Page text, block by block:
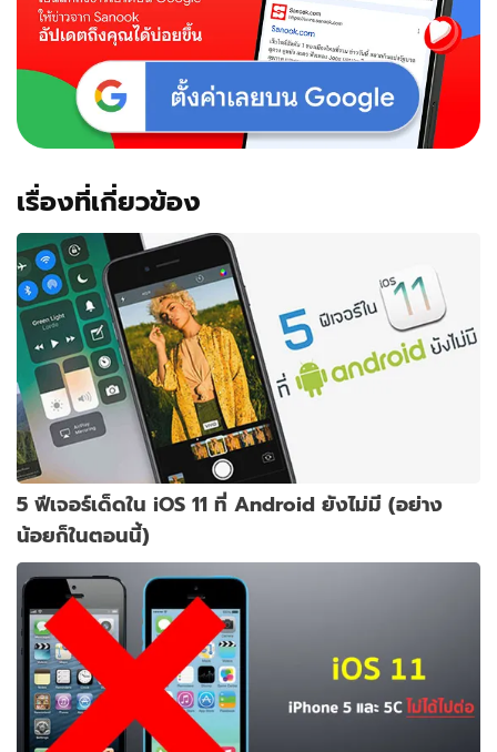
เรื่องที่เกี่ยวข้อง
5 ฟีเจอร์เด็ดใน iOS 11 ที่ Android ยังไม่มี (อย่าง
น้อยก็ในตอนนี้)